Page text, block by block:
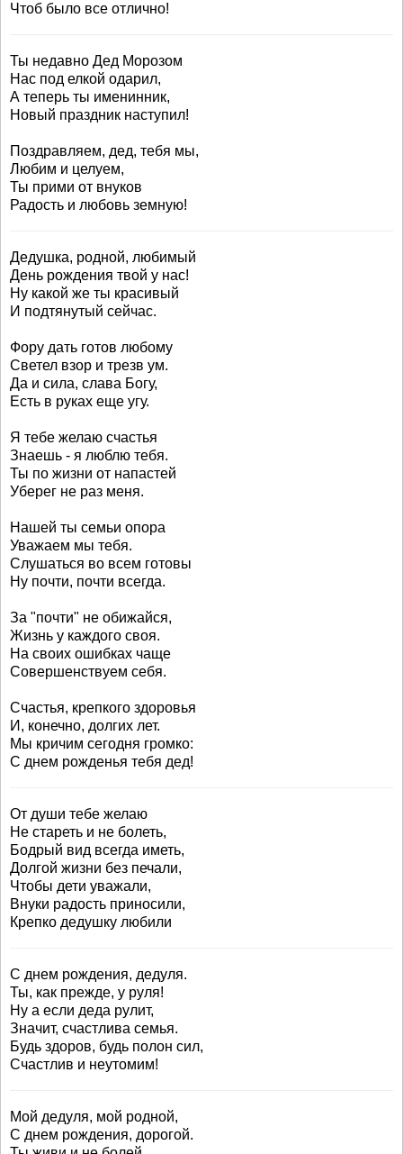
Чтоб было все отлично!
Ты недавно Дед Морозом
Нас под елкой одарил,
А теперь ты именинник,
Новый праздник наступил!
Поздравляем, дед, тебя мы,
Любим и целуем,
Ты прими от внуков
Радость и любовь земную!
Дедушка, родной, любимый
День рождения твой у нас!
Ну какой же ты красивый
И подтянутый сейчас.
Фору дать готов любому
Светел взор и трезв ум.
Да и сила, слава Богу,
Есть в руках еще угу.
Я тебе желаю счастья
Знаешь - я люблю тебя.
Ты по жизни от напастей
Уберег не раз меня.
Нашей ты семьи опора
Уважаем мы тебя.
Слушаться во всем готовы
Ну почти, почти всегда.
За "почти" не обижайся,
Жизнь у каждого своя.
На своих ошибках чаще
Совершенствуем себя.
Счастья, крепкого здоровья
И, конечно, долгих лет.
Мы кричим сегодня громко:
С днем рожденья тебя дед!
От души тебе желаю
Не стареть и не болеть,
Бодрый вид всегда иметь,
Долгой жизни без печали,
Чтобы дети уважали,
Внуки радость приносили,
Крепко дедушку любили
С днем рождения, дедуля.
Ты, как прежде, у руля!
Ну а если деда рулит,
Значит, счастлива семья.
Будь здоров, будь полон сил,
Счастлив и неутомим!
Мой дедуля, мой родной,
С днем рождения, дорогой.